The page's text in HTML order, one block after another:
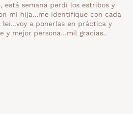
está semana perdí los estribos y
mi hija…me identifique con cada
leí…voy a ponerlas en práctica y
y mejor persona…mil gracias..